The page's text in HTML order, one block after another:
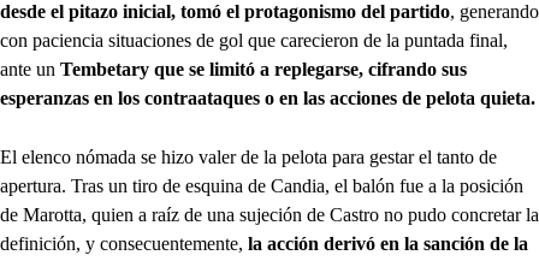
desde el pitazo inicial, tomó el protagonismo del partido, generando
con paciencia situaciones de gol que carecieron de la puntada final,
ante un Tembetary que se limitó a replegarse, cifrando sus
esperanzas en los contraataques o en las acciones de pelota quieta.
El elenco nómada se hizo valer de la pelota para gestar el tanto de
apertura. Tras un tiro de esquina de Candia, el balón fue a la posición
de Marotta, quien a raíz de una sujeción de Castro no pudo concretar la
definición, y consecuentemente, la acción derivó en la sanción de la